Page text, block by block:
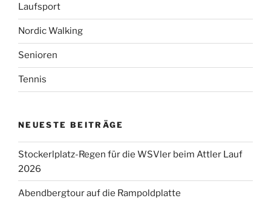
Laufsport
Nordic Walking
Senioren
Tennis
NEUESTE BEITRÄGE
Stockerlplatz-Regen für die WSVler beim Attler Lauf
2026
Abendbergtour auf die Rampoldplatte